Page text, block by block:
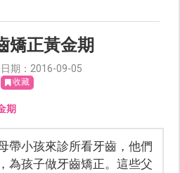
矯正黃金期
期：2016-09-05
收藏
期
帶小孩來診所看牙齒，他們
為孩子做牙齒矯正。這些父